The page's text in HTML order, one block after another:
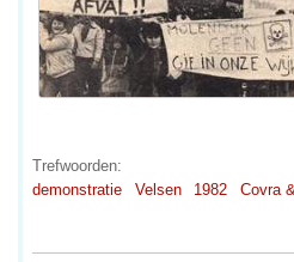
Trefwoorden:
demonstratie
Velsen 1982 Covra